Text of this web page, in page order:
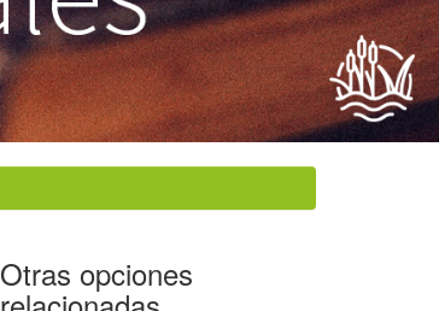
Otras opciones